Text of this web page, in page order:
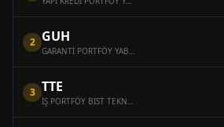
2 GUH
GARANTİ PORTFÖY YABANCI TEKNOLOJİ HİSSE SENEDİ FONU
3 TTE
İŞ PORTFÖY BIST TEKNOLOJİ AĞIRLIK SINIRLAMALI ENDEKSİ HİSSE SENEDİ (TL) FONU (HİSSE SENEDİ YOĞUN FON)